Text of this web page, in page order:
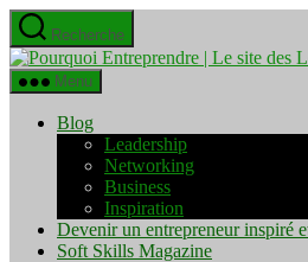
Aller
au
contenu
Recherche
Menu
Blog
Leadership
Networking
Business
Inspiration
Devenir un entrepreneur inspiré
Soft Skills Magazine